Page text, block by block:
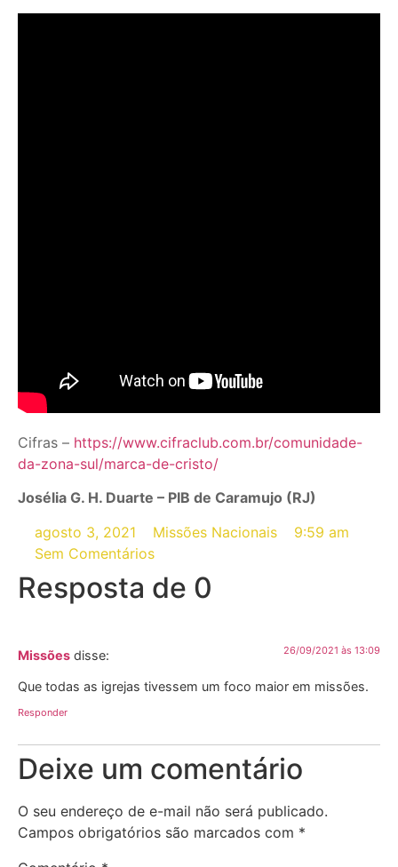
Cifras – https://www.cifraclub.com.br/comunidade-
da-zona-sul/marca-de-cristo/
Josélia G. H. Duarte – PIB de Caramujo (RJ)
agosto 3, 2021
Missões Nacionais
9:59 am
Sem Comentários
Resposta de 0
Missões disse: 26/09/2021 às 13:09
Que todas as igrejas tivessem um foco maior em missões.
Responder
Deixe um comentário
O seu endereço de e-mail não será publicado.
Campos obrigatórios são marcados com *